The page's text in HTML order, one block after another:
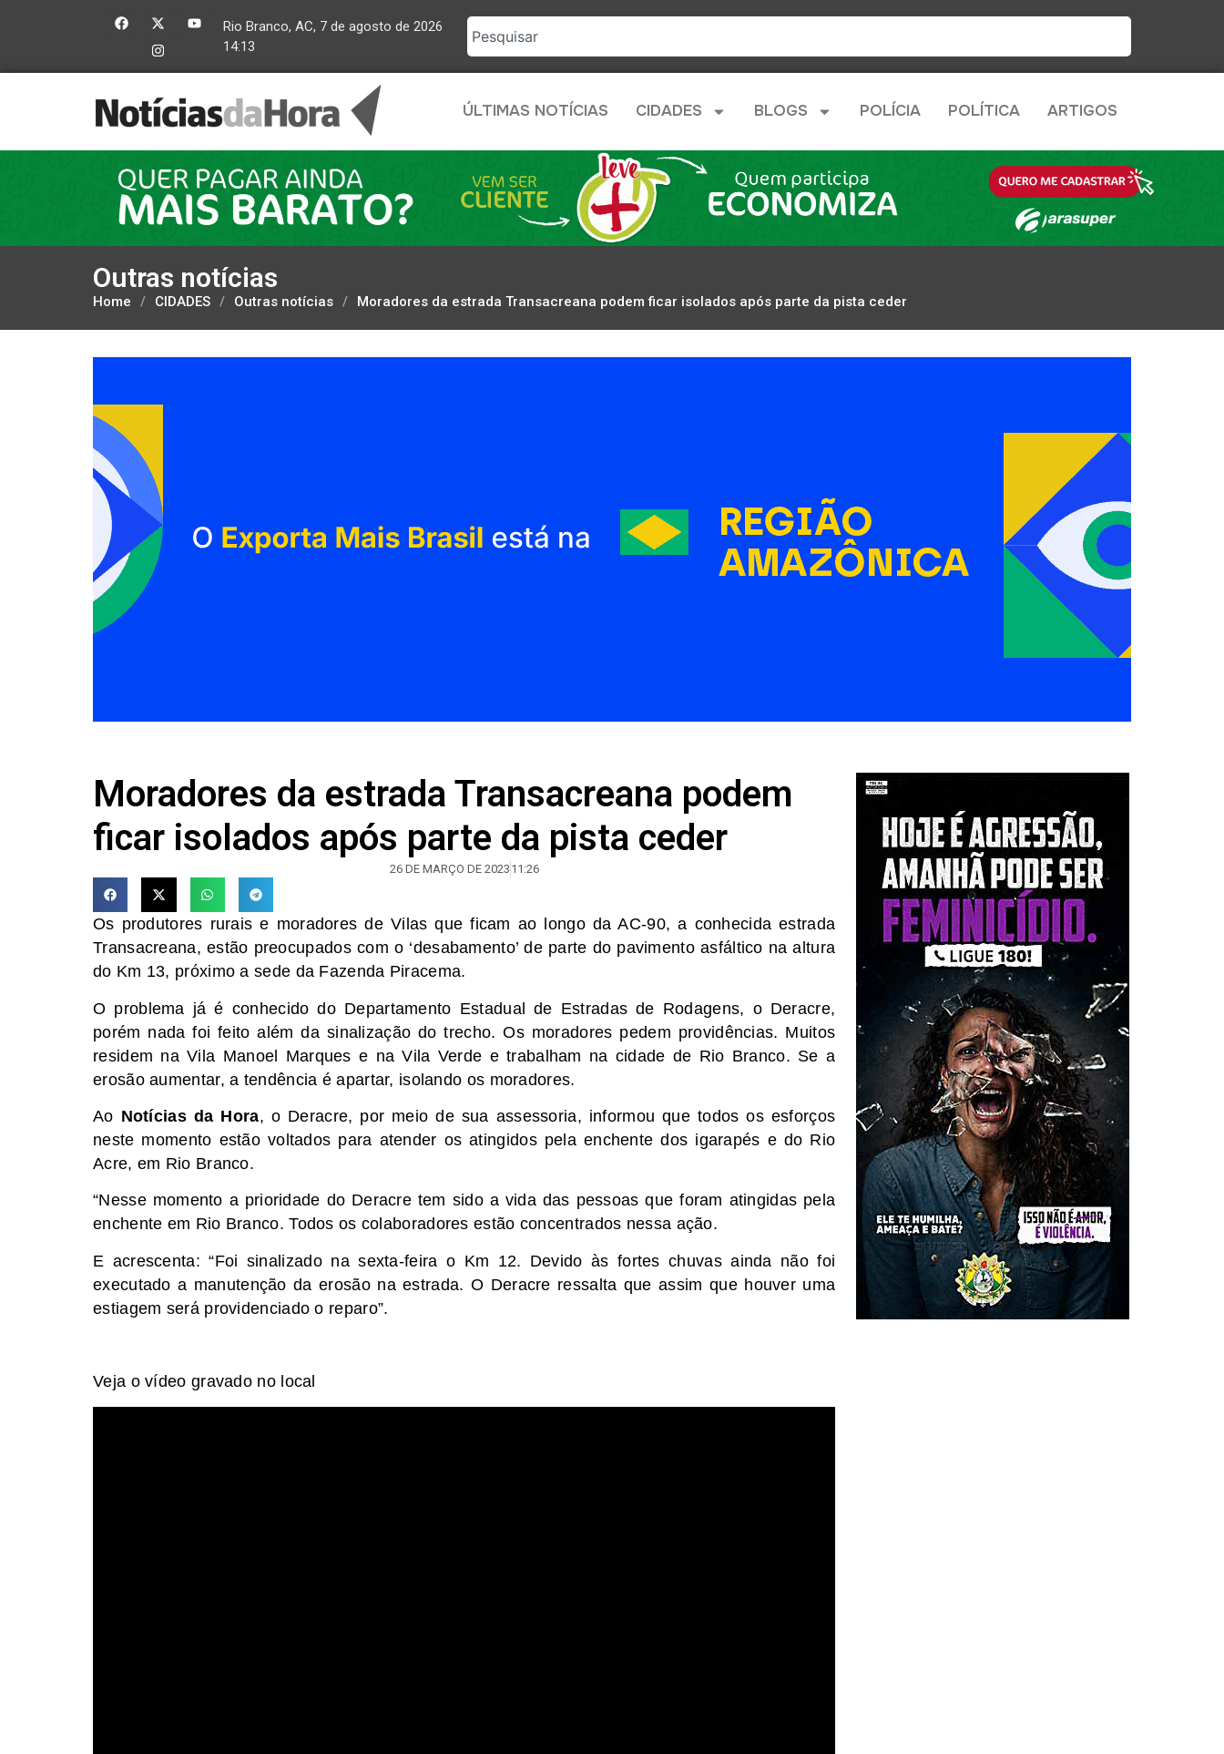
Rio Branco, AC, 7 de agosto de 2026
14:13
ÚLTIMAS NOTÍCIAS CIDADES BLOGS POLÍCIA POLÍTICA ARTIGOS
Outras notícias
Home / CIDADES / Outras notícias / Moradores da estrada Transacreana podem ficar isolados após parte da pista ceder
Moradores da estrada Transacreana podem
ficar isolados após parte da pista ceder
26 DE MARÇO DE 2023 11:26
Os produtores rurais e moradores de Vilas que ficam ao longo da AC-90, a conhecida estrada
Transacreana, estão preocupados com o ‘desabamento’ de parte do pavimento asfáltico na altura
do Km 13, próximo a sede da Fazenda Piracema.
O problema já é conhecido do Departamento Estadual de Estradas de Rodagens, o Deracre,
porém nada foi feito além da sinalização do trecho. Os moradores pedem providências. Muitos
residem na Vila Manoel Marques e na Vila Verde e trabalham na cidade de Rio Branco. Se a
erosão aumentar, a tendência é apartar, isolando os moradores.
Ao Notícias da Hora, o Deracre, por meio de sua assessoria, informou que todos os esforços
neste momento estão voltados para atender os atingidos pela enchente dos igarapés e do Rio
Acre, em Rio Branco.
“Nesse momento a prioridade do Deracre tem sido a vida das pessoas que foram atingidas pela
enchente em Rio Branco. Todos os colaboradores estão concentrados nessa ação.
E acrescenta: “Foi sinalizado na sexta-feira o Km 12. Devido às fortes chuvas ainda não foi
executado a manutenção da erosão na estrada. O Deracre ressalta que assim que houver uma
estiagem será providenciado o reparo”.
Veja o vídeo gravado no local